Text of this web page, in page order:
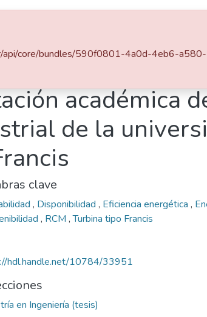
académica
de la
clave
, Disponibilidad , Eficiencia energética ,
, RCM ,Turbina tipo Francis
hdl.handle.net/10784/33951
en Ingeniería (tesis)
api/core/bundles/590f0801-4a0d-4eb6-